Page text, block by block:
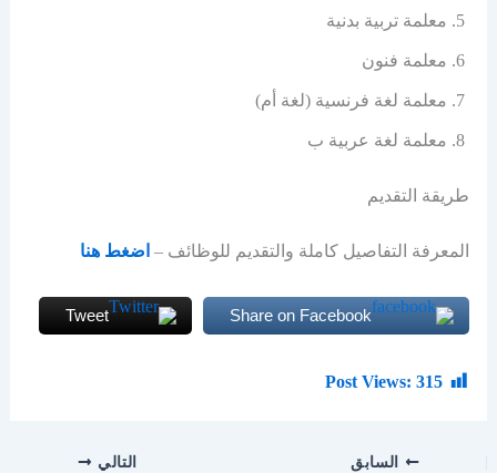
معلمة تربية بدنية
معلمة فنون
معلمة لغة فرنسية (لغة أم)
معلمة لغة عربية ب
طريقة التقديم
المعرفة التفاصيل كاملة والتقديم للوظائف –اضغط هنا
Share on Facebook
Tweet
Post Views: 315
السابق التالي